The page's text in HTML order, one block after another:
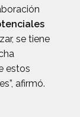
se tiene
estos
afirmó.